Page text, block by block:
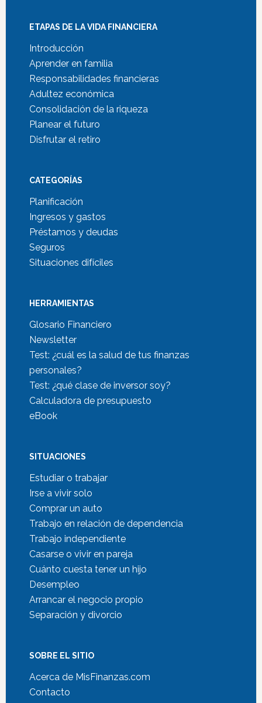
ETAPAS DE LA VIDA FINANCIERA
Introducción
Aprender en familia
Responsabilidades financieras
Adultez económica
Consolidación de la riqueza
Planear el futuro
Disfrutar el retiro
CATEGORÍAS
Planificación
Ingresos y gastos
Préstamos y deudas
Seguros
Situaciones difíciles
HERRAMIENTAS
Glosario Financiero
Newsletter
Test: ¿cuál es la salud de tus finanzas
personales?
Test: ¿qué clase de inversor soy?
Calculadora de presupuesto
eBook
SITUACIONES
Estudiar o trabajar
Irse a vivir solo
Comprar un auto
Trabajo en relación de dependencia
Trabajo independiente
Casarse o vivir en pareja
Cuánto cuesta tener un hijo
Desempleo
Arrancar el negocio propio
Separación y divorcio
SOBRE EL SITIO
Acerca de MisFinanzas.com
Contacto